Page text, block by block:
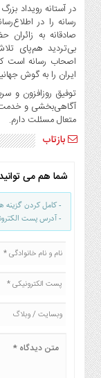
دیجیتال
کشاورزی
و
صنایع
غذایی
سیاسی
و
بین
الملل
روز
گوناگون
در آستانه‌ رویداد
رسانه را در
صادقانه به زائران
بی‌تردید هم‌پای
اصحاب رسانه است
ایران را به گوش
توفیق روزافزون و
آگاهی‌بخشی و خدمت
متعال مسئلت دارم.
بازتاب
شما هم می
- کامل کردن گزینه
- آدرس پست